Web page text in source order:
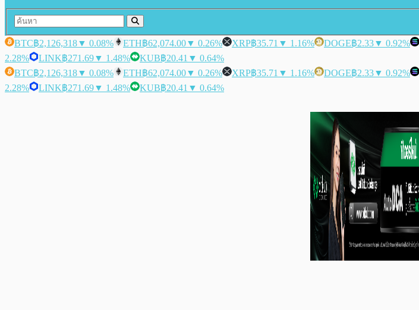
BTC฿2,126,318▼ 0.08% ETH฿62,074.00▼ 0.26% XRP฿35.71 ▼ 1.16% DOGE฿2.33▼ 0.92%
2.28%
LINK฿271.69▼ 1.48% KUB฿20.41 ▼ 0.64%
BTC฿2,126,318▼ 0.08% ETH฿62,074.00▼ 0.26% XRP฿35.71 ▼ 1.16% DOGE฿2.33▼ 0.92%
2.28%
LINK฿271.69▼ 1.48% KUB฿20.41 ▼ 0.64%